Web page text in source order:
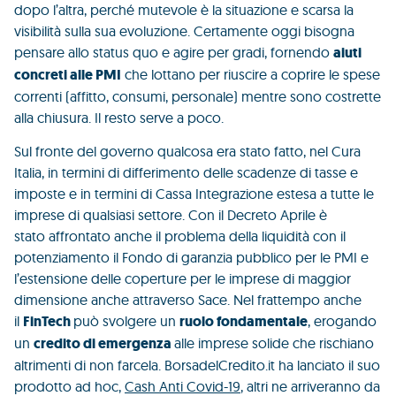
dopo l’altra, perché mutevole è la situazione e scarsa la
visibilità sulla sua evoluzione. Certamente oggi bisogna
pensare allo status quo e agire per gradi, fornendo aiuti
concreti alle PMI che lottano per riuscire a coprire le spese
correnti (affitto, consumi, personale) mentre sono costrette
alla chiusura. Il resto serve a poco.
Sul fronte del governo qualcosa era stato fatto, nel Cura
Italia, in termini di differimento delle scadenze di tasse e
imposte e in termini di Cassa Integrazione estesa a tutte le
imprese di qualsiasi settore. Con il Decreto Aprile è
stato affrontato anche il problema della liquidità con il
potenziamento il Fondo di garanzia pubblico per le PMI e
l’estensione delle coperture per le imprese di maggior
dimensione anche attraverso Sace. Nel frattempo anche
il FinTech può svolgere un ruolo fondamentale, erogando
un credito di emergenza alle imprese solide che rischiano
altrimenti di non farcela. BorsadelCredito.it ha lanciato il suo
prodotto ad hoc, Cash Anti Covid-19, altri ne arriveranno da